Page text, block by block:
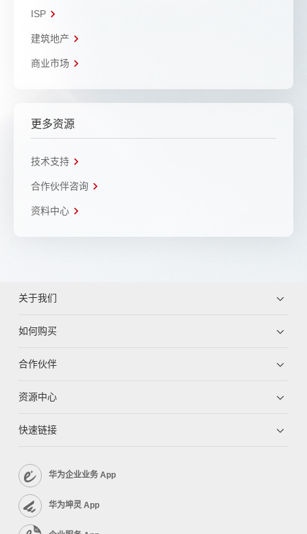
ISP
建筑地产
商业市场
更多资源
技术支持
合作伙伴咨询
资料中心
关于我们
如何购买
合作伙伴
资源中心
快速链接
华为企业业务 App
华为坤灵 App